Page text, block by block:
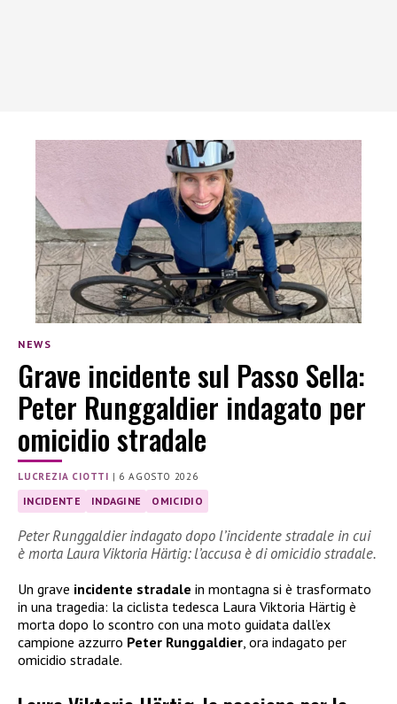
NEWS
Grave incidente sul Passo Sella:
Peter Runggaldier indagato per
omicidio stradale
LUCREZIA CIOTTI | 6 AGOSTO 2026
INCIDENTE INDAGINE OMICIDIO
Peter Runggaldier indagato dopo l’incidente stradale in cui
è morta Laura Viktoria Härtig: l’accusa è di omicidio stradale.
Un grave incidente stradale in montagna si è trasformato
in una tragedia: la ciclista tedesca Laura Viktoria Härtig è
morta dopo lo scontro con una moto guidata dall’ex
campione azzurro Peter Runggaldier, ora indagato per
omicidio stradale.